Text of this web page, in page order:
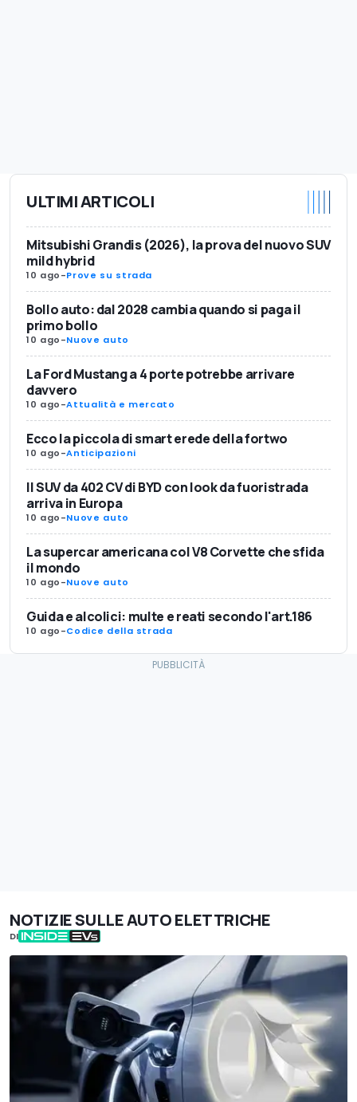
ULTIMI ARTICOLI
Mitsubishi Grandis (2026), la prova del nuovo SUV
mild hybrid
10 ago-Prove su strada
Bollo auto: dal 2028 cambia quando si paga il
primo bollo
10 ago-Nuove auto
La Ford Mustang a 4 porte potrebbe arrivare
davvero
10 ago-Attualità e mercato
Ecco la piccola di smart erede della fortwo
10 ago-Anticipazioni
Il SUV da 402 CV di BYD con look da fuoristrada
arriva in Europa
10 ago-Nuove auto
La supercar americana col V8 Corvette che sfida
il mondo
10 ago-Nuove auto
Guida e alcolici: multe e reati secondo l'art.186
10 ago-Codice della strada
NOTIZIE SULLE AUTO ELETTRICHE
DI